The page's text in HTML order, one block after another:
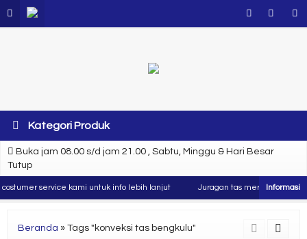
Kategori Produk
Buka jam 08.00 s/d jam 21.00 , Sabtu, Minggu & Hari Besar
Tutup
service kami untuk info lebih lanjut Juragan tas merupakan
Beranda » Tags "konveksi tas bengkulu"